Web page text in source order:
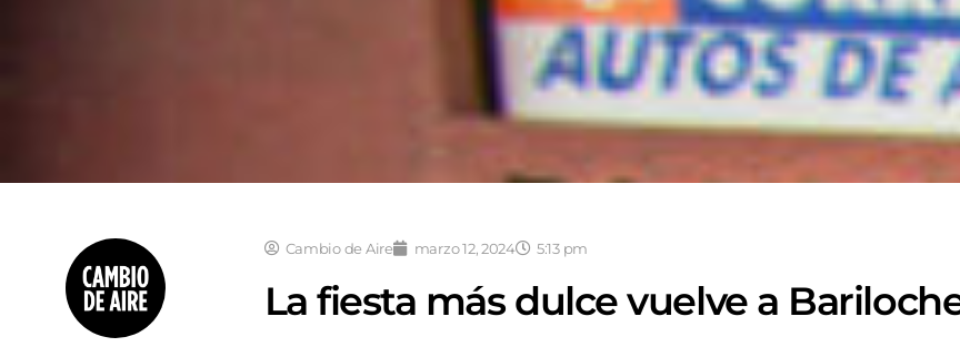
Cambio de Aire marzo 12, 2024 5:13 pm
La fiesta más dulce vuelve a